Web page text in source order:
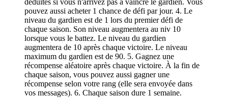
déduites si vous n'arrivez pas à vaincre le gardien. Vous
pouvez aussi acheter 1 chance de défi par jour. 4. Le
niveau du gardien est de 1 lors du premier défi de
chaque saison. Son niveau augmentera au niv 10
lorsque vous le battez. Le niveau du gardien
augmentera de 10 après chaque victoire. Le niveau
maximum du gardien est de 90. 5. Gagnez une
récompense aléatoire après chaque victoire. À la fin de
chaque saison, vous pouvez aussi gagner une
récompense selon votre rang (elle sera envoyée dans
vos messages). 6. Chaque saison dure 1 semaine.